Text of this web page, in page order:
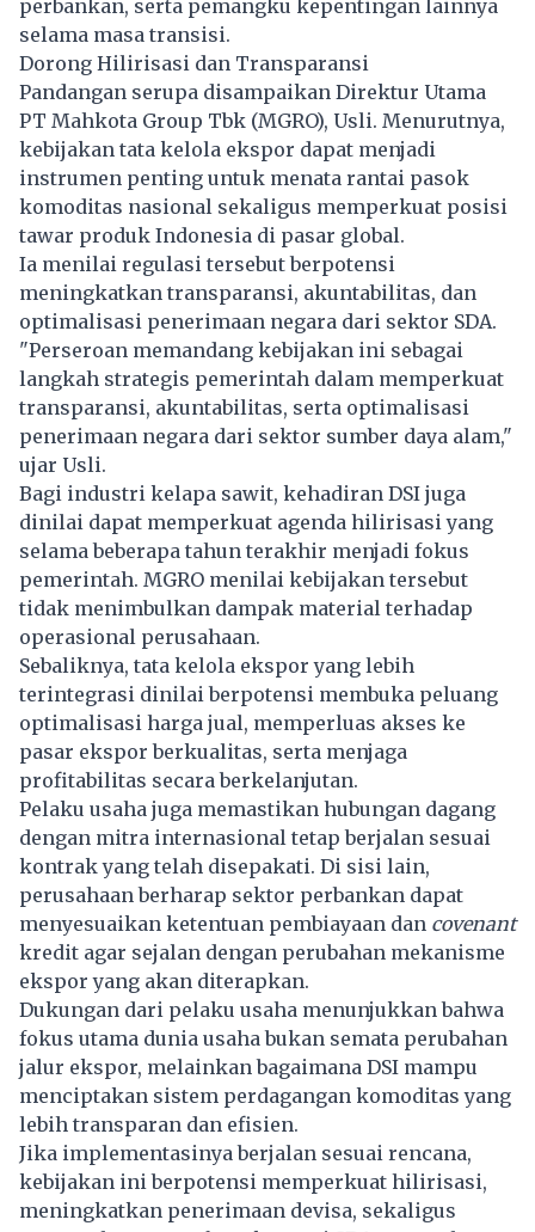
perbankan, serta pemangku kepentingan lainnya
selama masa transisi.
Dorong Hilirisasi dan Transparansi
Pandangan serupa disampaikan Direktur Utama
PT Mahkota Group Tbk (MGRO), Usli. Menurutnya,
kebijakan tata kelola ekspor dapat menjadi
instrumen penting untuk menata rantai pasok
komoditas nasional sekaligus memperkuat posisi
tawar produk Indonesia di pasar global.
Ia menilai regulasi tersebut berpotensi
meningkatkan transparansi, akuntabilitas, dan
optimalisasi penerimaan negara dari sektor SDA.
"Perseroan memandang kebijakan ini sebagai
langkah strategis pemerintah dalam memperkuat
transparansi, akuntabilitas, serta optimalisasi
penerimaan negara dari sektor sumber daya alam,"
ujar Usli.
Bagi industri kelapa sawit, kehadiran DSI juga
dinilai dapat memperkuat agenda hilirisasi yang
selama beberapa tahun terakhir menjadi fokus
pemerintah. MGRO menilai kebijakan tersebut
tidak menimbulkan dampak material terhadap
operasional perusahaan.
Sebaliknya, tata kelola ekspor yang lebih
terintegrasi dinilai berpotensi membuka peluang
optimalisasi harga jual, memperluas akses ke
pasar ekspor berkualitas, serta menjaga
profitabilitas secara berkelanjutan.
Pelaku usaha juga memastikan hubungan dagang
dengan mitra internasional tetap berjalan sesuai
kontrak yang telah disepakati. Di sisi lain,
perusahaan berharap sektor perbankan dapat
menyesuaikan ketentuan pembiayaan dan covenant
kredit agar sejalan dengan perubahan mekanisme
ekspor yang akan diterapkan.
Dukungan dari pelaku usaha menunjukkan bahwa
fokus utama dunia usaha bukan semata perubahan
jalur ekspor, melainkan bagaimana DSI mampu
menciptakan sistem perdagangan komoditas yang
lebih transparan dan efisien.
Jika implementasinya berjalan sesuai rencana,
kebijakan ini berpotensi memperkuat hilirisasi,
meningkatkan penerimaan devisa, sekaligus